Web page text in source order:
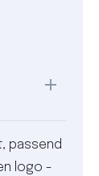
passend
logo -